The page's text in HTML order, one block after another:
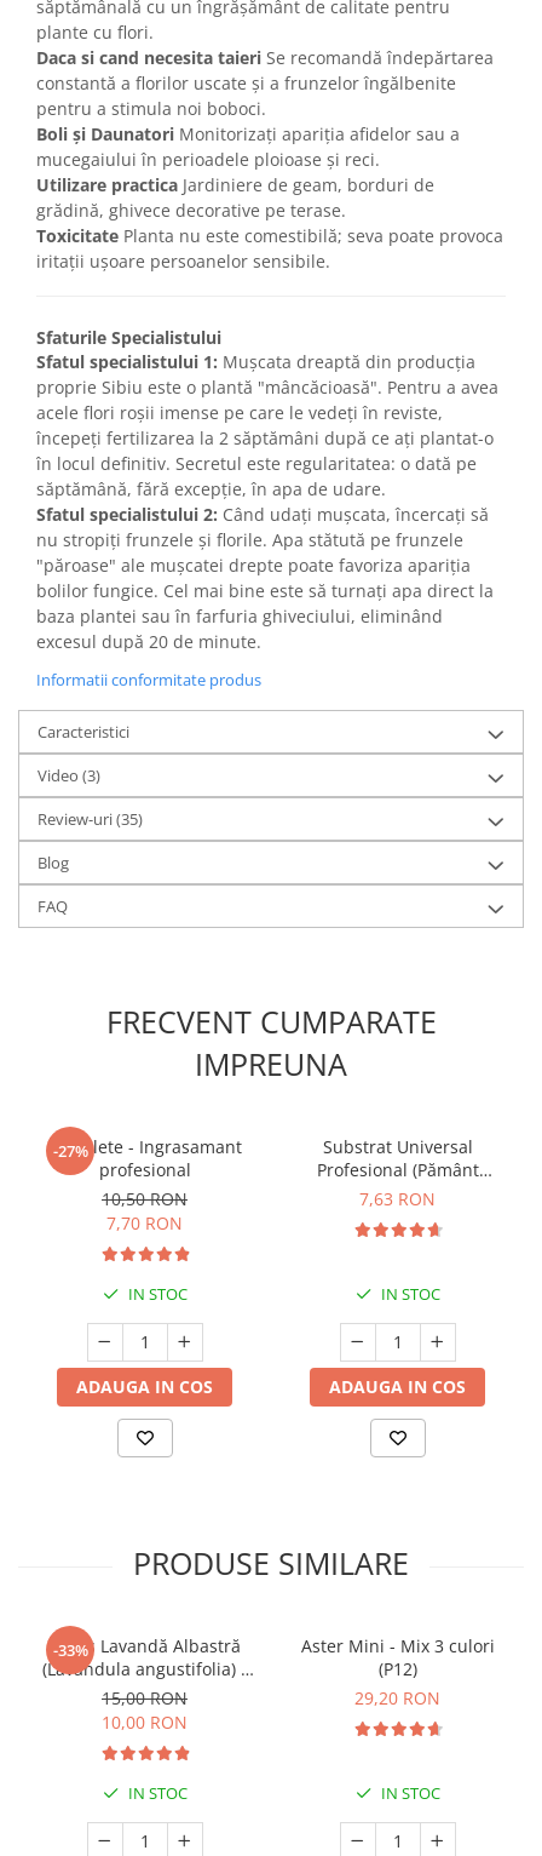
săptămânală cu un îngrășământ de calitate pentru
plante cu flori.
Daca si cand necesita taieri Se recomandă îndepărtarea
constantă a florilor uscate și a frunzelor îngălbenite
pentru a stimula noi boboci.
Boli și Daunatori Monitorizați apariția afidelor sau a
mucegaiului în perioadele ploioase și reci.
Utilizare practica Jardiniere de geam, borduri de
grădină, ghivece decorative pe terase.
Toxicitate Planta nu este comestibilă; seva poate provoca
iritații ușoare persoanelor sensibile.
Sfaturile Specialistului
Sfatul specialistului 1: Mușcata dreaptă din producția
proprie Sibiu este o plantă "mâncăcioasă". Pentru a avea
acele flori roșii imense pe care le vedeți în reviste,
începeți fertilizarea la 2 săptămâni după ce ați plantat-o
în locul definitiv. Secretul este regularitatea: o dată pe
săptămână, fără excepție, în apa de udare.
Sfatul specialistului 2: Când udați mușcata, încercați să
nu stropiți frunzele și florile. Apa stătută pe frunzele
"păroase" ale mușcatei drepte poate favoriza apariția
bolilor fungice. Cel mai bine este să turnați apa direct la
baza plantei sau în farfuria ghiveciului, eliminând
excesul după 20 de minute.
Informatii conformitate produs
Caracteristici
Video (3)
Review-uri(35)
Blog
FAQ
FRECVENT CUMPARATE
IMPREUNA
-27%
5 Tablete - Ingrasamant
profesional
10,50 RON
7,70 RON
IN STOC
ADAUGA IN COS
Substrat Universal
Profesional (Pământ
Premium) - 5 L
7,63 RON
IN STOC
ADAUGA IN COS
PRODUSE SIMILARE
-33%
Butaș Lavandă Albastră
(Lavandula angustifolia) -
Înrădăcinat
15,00 RON
10,00 RON
IN STOC
Aster Mini - Mix 3 culori
(P12)
29,20 RON
IN STOC